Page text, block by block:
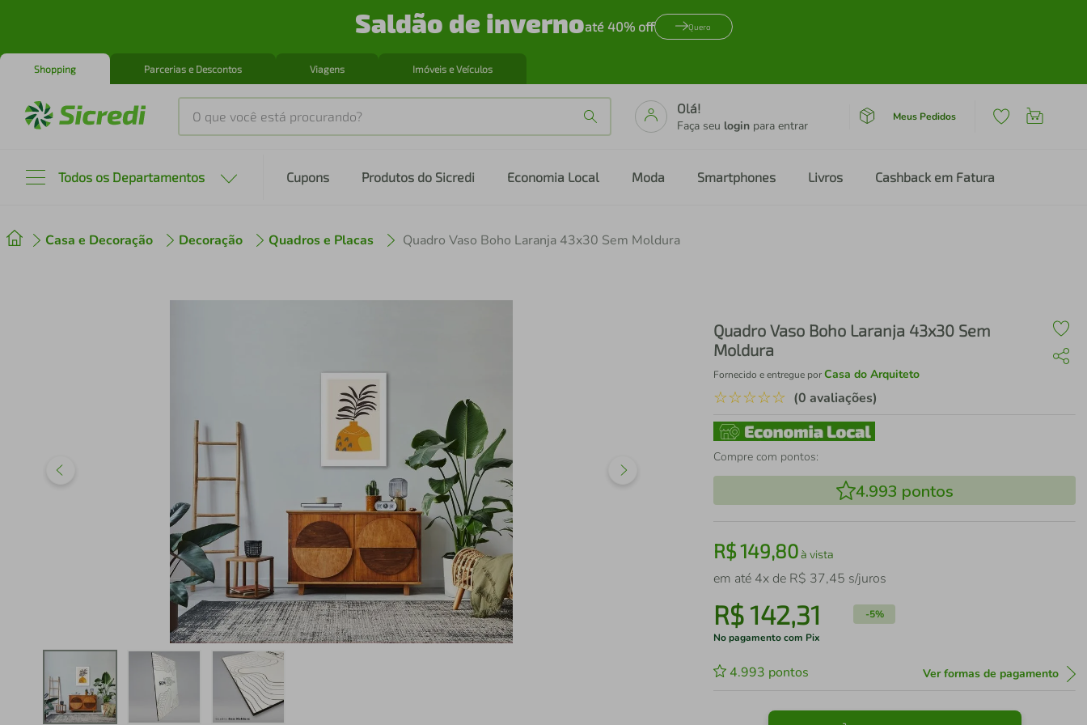
Saldão de invernoaté 40% off Quero
Shopping Parcerias e Descontos Viagens Imóveis e Veículos
O que você está procurando?
Olá!
Faça seu login para entrar
Meus Pedidos
Todos os Departamentos Cupons Produtos do Sicredi Economia Local Moda Smartphones Livros Cashback em Fatura
Casa e Decoração Decoração Quadros e Placas Quadro Vaso Boho Laranja 43x30 Sem Moldura
Quadro Vaso Boho Laranja 43x30 Sem
Moldura
Fornecido e entregue porCasa do Arquiteto
☆☆☆☆☆ (0 avaliações)
Compre com pontos:
4.993 pontos
R$149,80à vista
em até 4x de R$ 37,45 s/juros
R$142,31 -5%
No pagamento com Pix
4.993 pontos Ver formas de pagamento
º cafeteira